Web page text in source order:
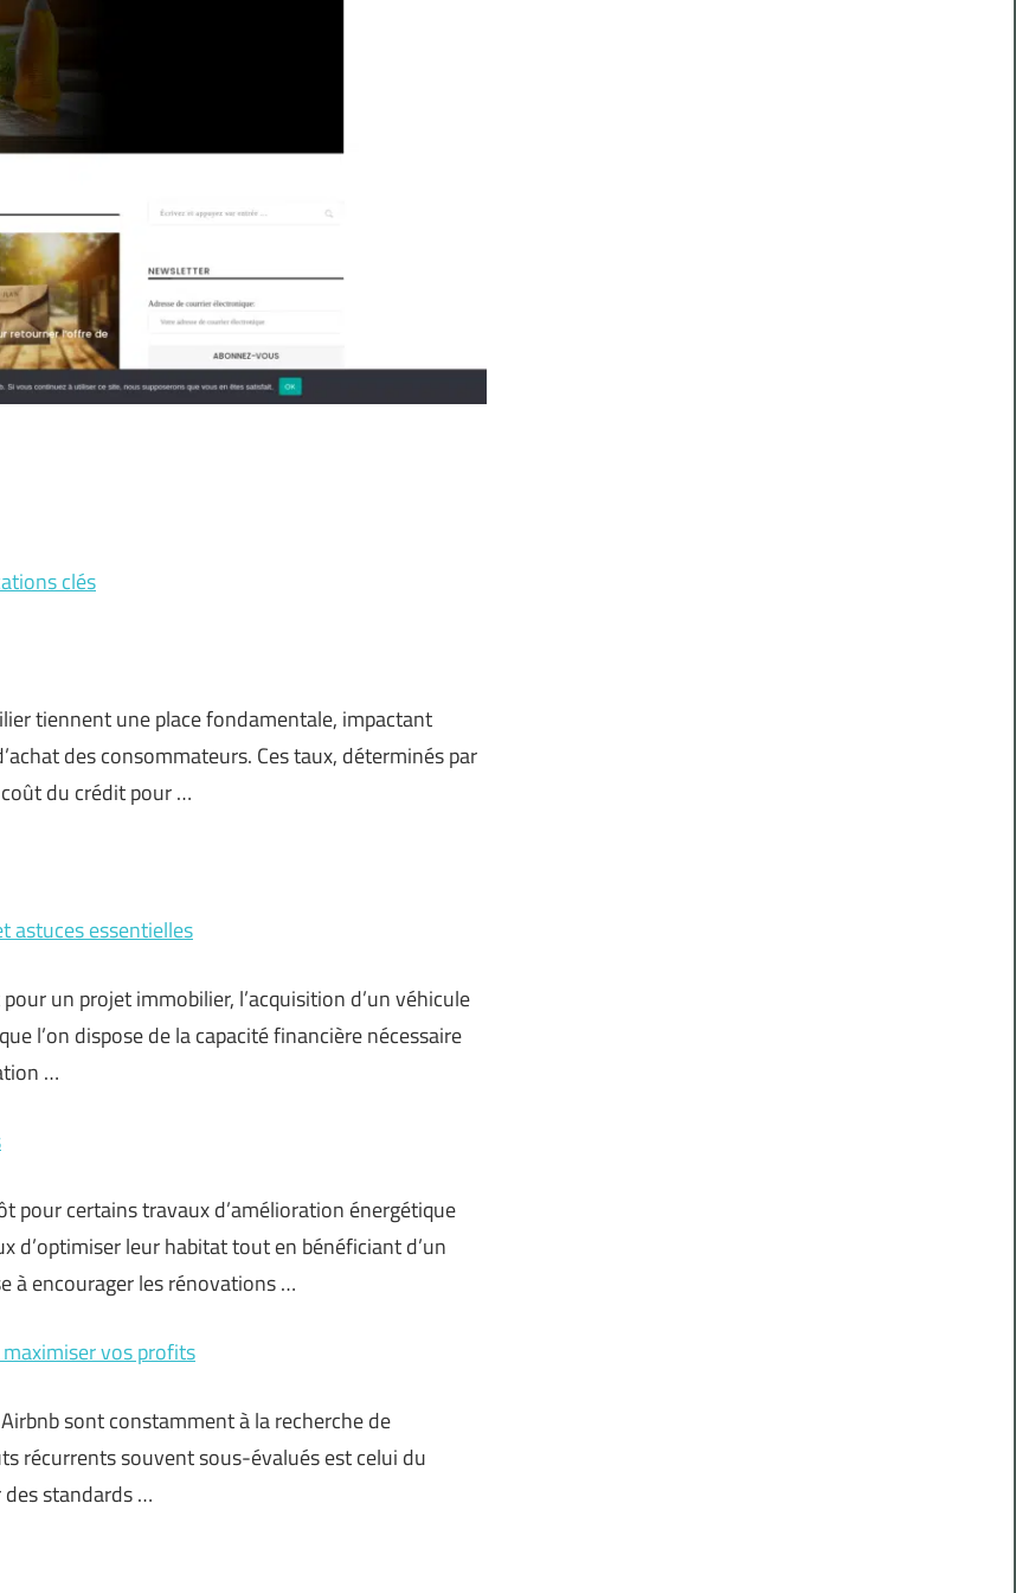
clés
tiennent une place fondamentale, impactant
des consommateurs. Ces taux, déterminés par
du crédit pour …
astuces essentielles
un projet immobilier, l’acquisition d’un véhicule
l’on dispose de la capacité financière nécessaire
…
pour certains travaux d’amélioration énergétique
d’optimiser leur habitat tout en bénéficiant d’un
à encourager les rénovations …
vos profits
sont constamment à la recherche de
récurrents souvent sous-évalués est celui du
des standards …